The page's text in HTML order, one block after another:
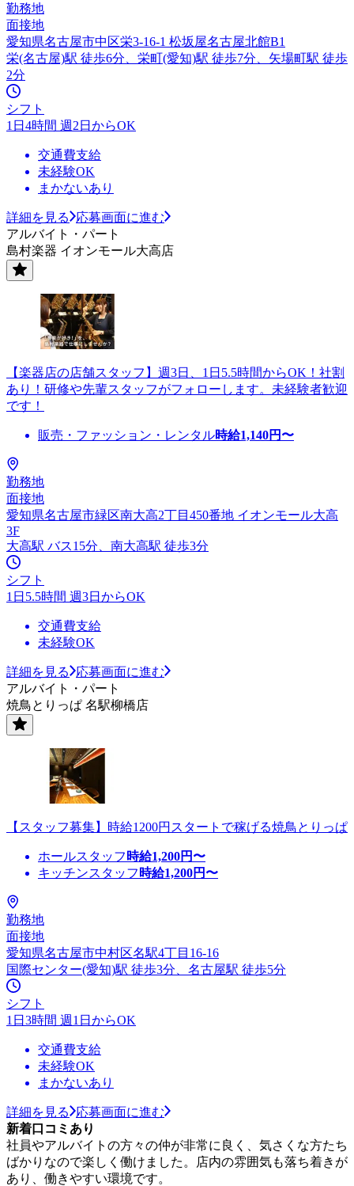
勤務地
面接地
愛知県名古屋市中区栄3-16-1 松坂屋名古屋北館B1
栄(名古屋)駅 徒歩6分、栄町(愛知)駅 徒歩7分、矢場町駅 徒歩
2分
シフト
1日4時間 週2日からOK
交通費支給
未経験OK
まかないあり
詳細を見る
応募画面に進む
アルバイト・パート
島村楽器 イオンモール大高店
【楽器店の店舗スタッフ】週3日、1日5.5時間からOK！社割
あり！研修や先輩スタッフがフォローします。未経験者歓迎
です！
販売・ファッション・レンタル時給1,140円〜
勤務地
面接地
愛知県名古屋市緑区南大高2丁目450番地 イオンモール大高
3F
大高駅 バス15分、南大高駅 徒歩3分
シフト
1日5.5時間 週3日からOK
交通費支給
未経験OK
詳細を見る
応募画面に進む
アルバイト・パート
焼鳥とりっぱ 名駅柳橋店
【スタッフ募集】時給1200円スタートで稼げる焼鳥とりっぱ
ホールスタッフ 時給1,200円〜
キッチンスタッフ 時給1,200円〜
勤務地
面接地
愛知県名古屋市中村区名駅4丁目16-16
国際センター(愛知)駅 徒歩3分、名古屋駅 徒歩5分
シフト
1日3時間 週1日からOK
交通費支給
未経験OK
まかないあり
詳細を見る
応募画面に進む
新着口コミあり
社員やアルバイトの方々の仲が非常に良く、気さくな方たち
ばかりなので楽しく働けました。店内の雰囲気も落ち着きが
あり、働きやすい環境です。